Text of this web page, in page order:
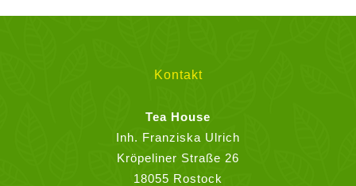
Kontakt
Tea House
Inh. Franziska Ulrich
Kröpeliner Straße 26
18055 Rostock